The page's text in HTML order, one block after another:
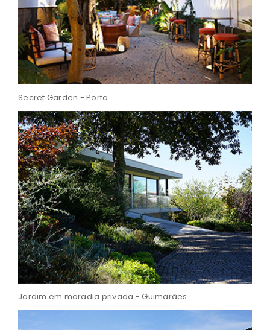
Secret Garden - Porto
Jardim em moradia privada - Guimarães